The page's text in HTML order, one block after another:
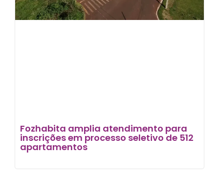
Fozhabita amplia atendimento para
inscrições em processo seletivo de 512
apartamentos